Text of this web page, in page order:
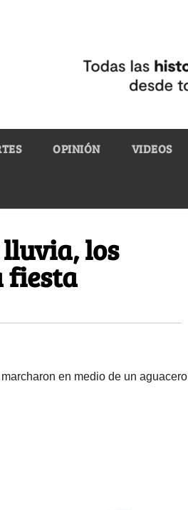
OPINIÓN VIDEOS
lluvia, los
fiesta
en medio de un aguacero